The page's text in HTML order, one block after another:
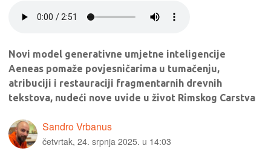
Novi model generativne umjetne inteligencije
Aeneas pomaže povjesničarima u tumačenju,
atribuciji i restauraciji fragmentarnih drevnih
tekstova, nudeći nove uvide u život Rimskog Carstva
Sandro Vrbanus
četvrtak, 24. srpnja 2025. u 14:03